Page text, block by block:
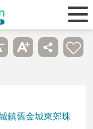
鎮舊金城東郊珠